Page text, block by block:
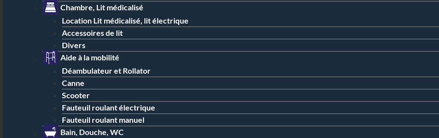
Chambre, Lit médicalisé
Location Lit médicalisé, lit électrique
Accessoires de lit
Divers
Aide à la mobilité
Déambulateur et Rollator
Canne
Scooter
Fauteuil roulant électrique
Fauteuil roulant manuel
Bain, Douche, WC